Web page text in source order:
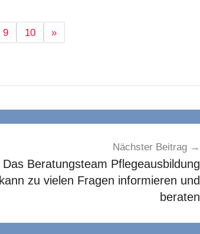
9 10 »
Nächster Beitrag
Das Beratungsteam Pflegeausbildung
kann zu vielen Fragen informieren und
beraten